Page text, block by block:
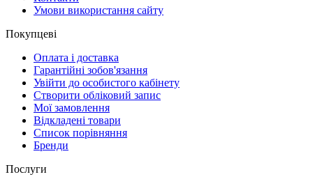
Умови використання сайту
Покупцеві
Оплата і доставка
Гарантійні зобов'язання
Увійти до особистого кабінету
Створити обліковий запис
Мої замовлення
Відкладені товари
Список порівняння
Бренди
Послуги